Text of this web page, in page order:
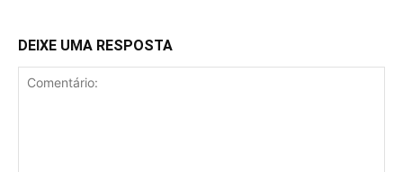
DEIXE UMA RESPOSTA